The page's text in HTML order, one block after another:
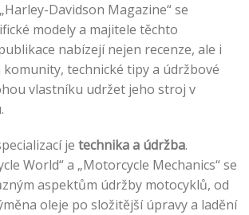
Davidson Magazine“ se
modely a majitele těchto
nabízejí nejen recenze, ale i
technické tipy a údržbové
vlastníku udržet jeho stroj v
je technika a údržba.
World“ a „Motorcycle Mechanics“ se
aspektům údržby motocyklů, od
oleje po složitější úpravy a ladění